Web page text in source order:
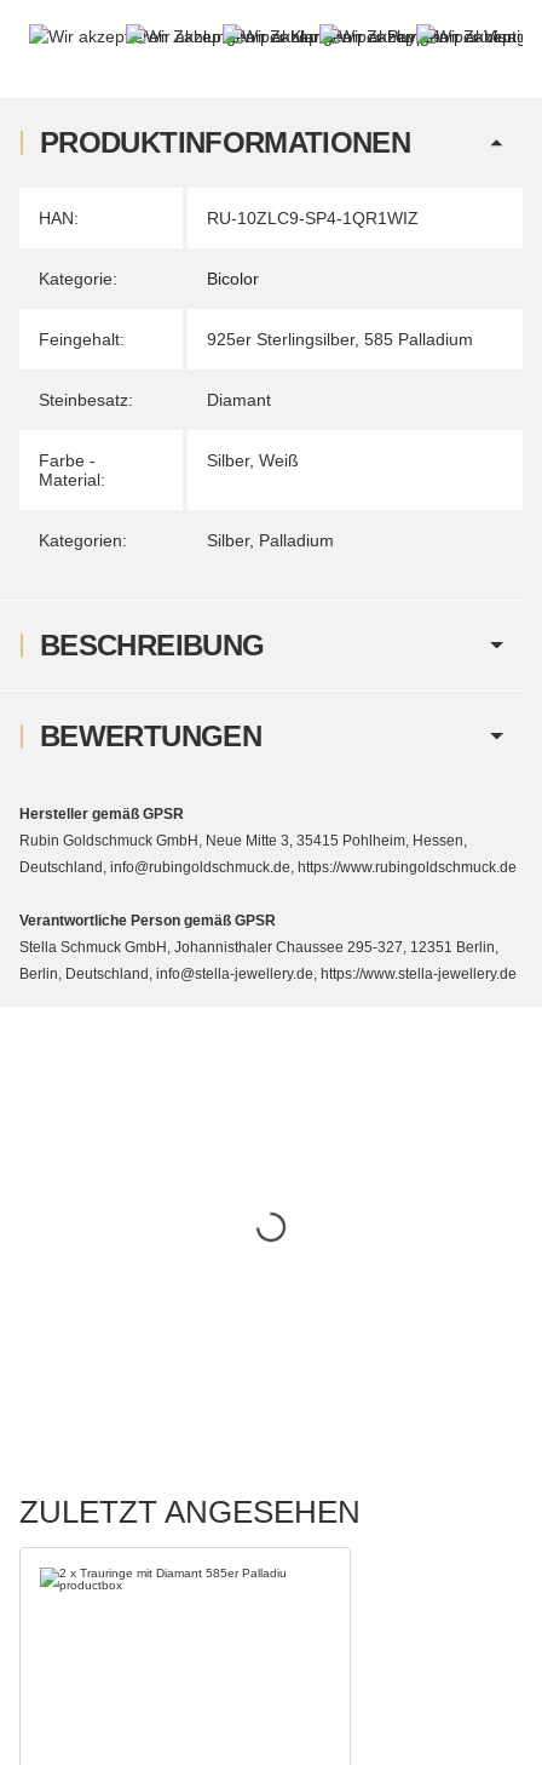
PRODUKTINFORMATIONEN
Produkteigenschaft
Wert
HAN: RU-10ZLC9-SP4-1QR1WIZ
Kategorie: Bicolor
Feingehalt: 925er Sterlingsilber, 585 Palladium
Steinbesatz: Diamant
Farbe -
Material:
Silber, Weiß
Kategorien: Silber, Palladium
BESCHREIBUNG
BEWERTUNGEN
Hersteller gemäß GPSR
Rubin Goldschmuck GmbH, Neue Mitte 3, 35415 Pohlheim, Hessen,
Deutschland, info@rubingoldschmuck.de, https://www.rubingoldschmuck.de
Verantwortliche Person gemäß GPSR
Stella Schmuck GmbH, Johannisthaler Chaussee 295-327, 12351 Berlin,
Berlin, Deutschland, info@stella-jewellery.de, https://www.stella-jewellery.de
ZULETZT ANGESEHEN